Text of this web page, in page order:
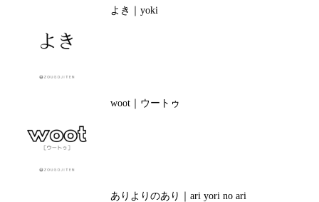
よき｜yoki
woot｜ウートゥ
ありよりのあり｜ari yori no ari